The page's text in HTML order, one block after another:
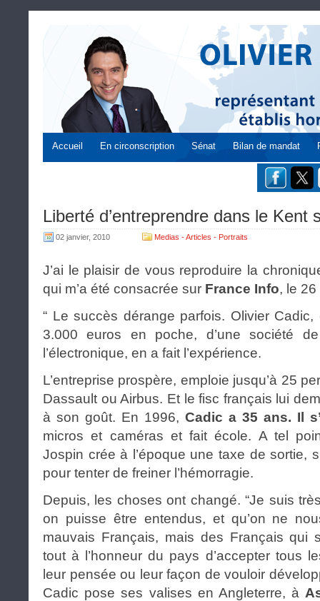
Accueil En circonscription Sénat Bilan de mandat
Liberté d’entreprendre dans le Kent
02 janvier, 2010 Medias - Articles - Portraits
J’ai le plaisir de vous reproduire la
qui m’a été consacrée sur France Info, le
“ Le succès dérange parfois. Olivier
3.000 euros en poche, d’une société
l’électronique, en a fait l’expérience.
L’entreprise prospère, emploie jusqu’à 25
Dassault ou Airbus. Et le fisc français lui
à son goût. En 1996, Cadic a 35 ans. Il
micros et caméras et fait école. A tel
Jospin crée à l’époque une taxe de sortie,
pour tenter de freiner l’hémorragie.
Depuis, les choses ont changé. “Je suis
on puisse être entendus, et qu’on ne
mauvais Français, mais des Français qui
tout à l’honneur du pays d’accepter tous
leur pensée ou leur façon de vouloir
Cadic pose ses valises en Angleterre, à